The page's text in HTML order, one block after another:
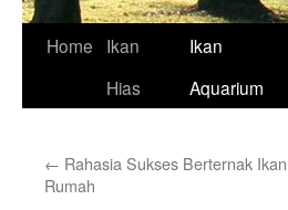
Home
Ikan
Hias
Ikan
Aquarium
← Rahasia Sukses Berternak
Rumah